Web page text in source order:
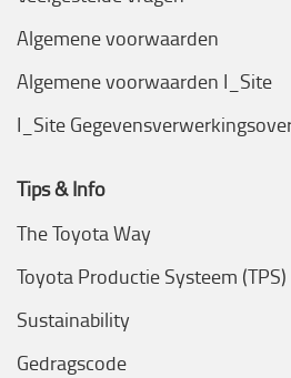
Algemene voorwaarden
Algemene voorwaarden I_Site
I_Site
Tips & Info
The Toyota Way
Toyota Productie Systeem (TPS)
Sustainability
Gedragscode